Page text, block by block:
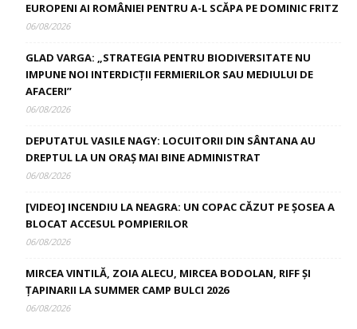
EUROPENI AI ROMÂNIEI PENTRU A-L SCĂPA PE DOMINIC FRITZ
06/08/2026
GLAD VARGA: „STRATEGIA PENTRU BIODIVERSITATE NU
IMPUNE NOI INTERDICȚII FERMIERILOR SAU MEDIULUI DE
AFACERI”
06/08/2026
DEPUTATUL VASILE NAGY: LOCUITORII DIN SÂNTANA AU
DREPTUL LA UN ORAȘ MAI BINE ADMINISTRAT
06/08/2026
[VIDEO] INCENDIU LA NEAGRA: UN COPAC CĂZUT PE ȘOSEA A
BLOCAT ACCESUL POMPIERILOR
06/08/2026
MIRCEA VINTILĂ, ZOIA ALECU, MIRCEA BODOLAN, RIFF ȘI
ȚAPINARII LA SUMMER CAMP BULCI 2026
06/08/2026